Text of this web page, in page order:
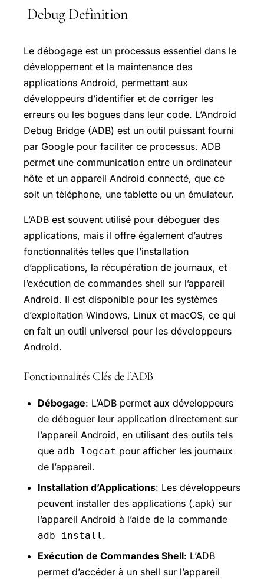
Debug Definition
Le débogage est un processus essentiel dans le
développement et la maintenance des
applications Android, permettant aux
développeurs d’identifier et de corriger les
erreurs ou les bogues dans leur code. L’Android
Debug Bridge (ADB) est un outil puissant fourni
par Google pour faciliter ce processus. ADB
permet une communication entre un ordinateur
hôte et un appareil Android connecté, que ce
soit un téléphone, une tablette ou un émulateur.
L’ADB est souvent utilisé pour déboguer des
applications, mais il offre également d’autres
fonctionnalités telles que l’installation
d’applications, la récupération de journaux, et
l’exécution de commandes shell sur l’appareil
Android. Il est disponible pour les systèmes
d’exploitation Windows, Linux et macOS, ce qui
en fait un outil universel pour les développeurs
Android.
Fonctionnalités Clés de l’ADB
Débogage: L’ADB permet aux développeurs
de déboguer leur application directement sur
l’appareil Android, en utilisant des outils tels
que adb logcat pour afficher les journaux
de l’appareil.
Installation d’Applications: Les développeurs
peuvent installer des applications (.apk) sur
l’appareil Android à l’aide de la commande
adb install .
Exécution de Commandes Shell: L’ADB
permet d’accéder à un shell sur l’appareil